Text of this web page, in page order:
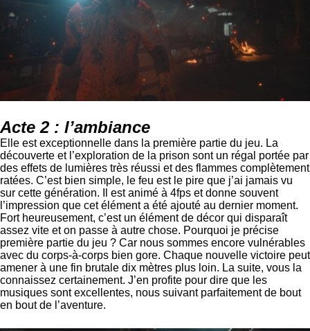
Acte 2 : l’ambiance
Elle est exceptionnelle dans la première partie du jeu. La
découverte et l’exploration de la prison sont un régal portée par
des effets de lumières très réussi et des flammes complètement
ratées. C’est bien simple, le feu est le pire que j’ai jamais vu
sur cette génération. Il est animé à 4fps et donne souvent
l’impression que cet élément a été ajouté au dernier moment.
Fort heureusement, c’est un élément de décor qui disparaît
assez vite et on passe à autre chose. Pourquoi je précise
première partie du jeu ? Car nous sommes encore vulnérables
avec du corps-à-corps bien gore. Chaque nouvelle victoire peut
amener à une fin brutale dix mètres plus loin. La suite, vous la
connaissez certainement. J’en profite pour dire que les
musiques sont excellentes, nous suivant parfaitement de bout
en bout de l’aventure.